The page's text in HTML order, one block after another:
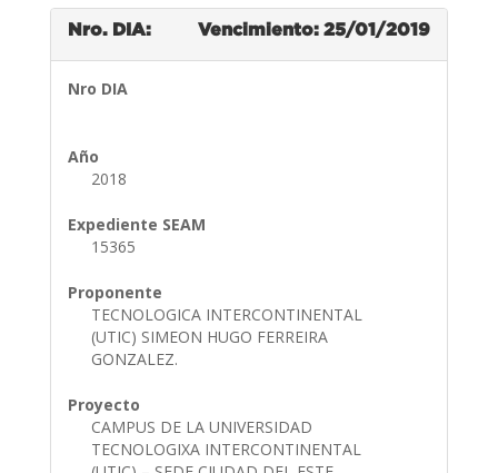
Nro. DIA: Vencimiento: 25/01/2019
Nro DIA
Año
2018
Expediente SEAM
15365
Proponente
TECNOLOGICA INTERCONTINENTAL
(UTIC) SIMEON HUGO FERREIRA
GONZALEZ.
Proyecto
CAMPUS DE LA UNIVERSIDAD
TECNOLOGIXA INTERCONTINENTAL